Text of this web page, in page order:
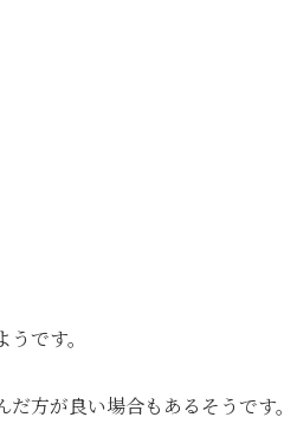
です。
方が良い場合もあるそうです。